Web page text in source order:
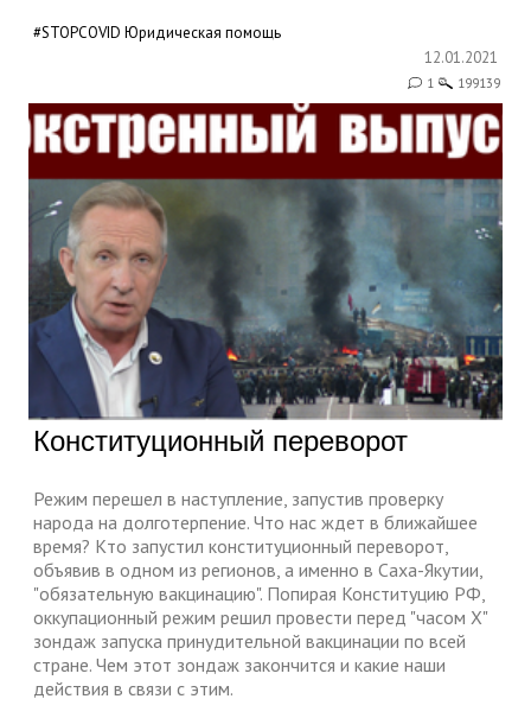
#STOPCOVID Юридическая помощь
12.01.2021
1 199139
Конституционный переворот
Режим перешел в наступление, запустив проверку
народа на долготерпение. Что нас ждет в ближайшее
время? Кто запустил конституционный переворот,
объявив в одном из регионов, а именно в Саха-Якутии,
"обязательную вакцинацию". Попирая Конституцию РФ,
оккупационный режим решил провести перед "часом Х"
зондаж запуска принудительной вакцинации по всей
стране. Чем этот зондаж закончится и какие наши
действия в связи с этим.